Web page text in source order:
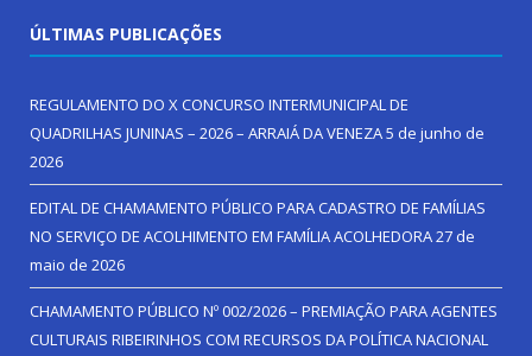
ÚLTIMAS PUBLICAÇÕES
REGULAMENTO DO X CONCURSO INTERMUNICIPAL DE
QUADRILHAS JUNINAS – 2026 – ARRAIÁ DA VENEZA5 de junho de
2026
EDITAL DE CHAMAMENTO PÚBLICO PARA CADASTRO DE FAMÍLIAS
NO SERVIÇO DE ACOLHIMENTO EM FAMÍLIA ACOLHEDORA27 de
maio de 2026
CHAMAMENTO PÚBLICO Nº 002/2026 – PREMIAÇÃO PARA AGENTES
CULTURAIS RIBEIRINHOS COM RECURSOS DA POLÍTICA NACIONAL